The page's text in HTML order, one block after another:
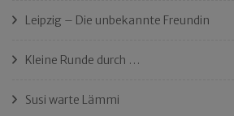
Leipzig – Die unbekannte Freundin
Kleine Runde durch …
Susi warte Lämmi